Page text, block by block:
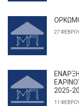
27
2025-
11